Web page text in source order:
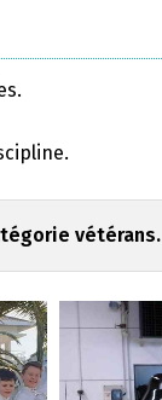
vétérans.